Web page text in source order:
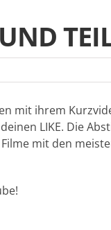
mit ihrem
LIKE. Die
mit den